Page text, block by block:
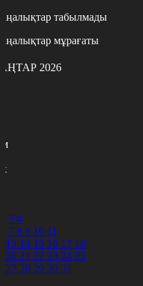
табылмады
мұрағаты
2026
3 4
7 8 9 10 11
13 14 15 16 17 18
20 21 22 23 24 25
27 28 29 30 31